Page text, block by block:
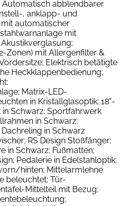
abblendbarer
, anklapp- und
automatischer
mit
Zonen) mit Allergenfilter &
Elektrisch betätigte
Heckklappenbedienung;
Matrix-LED-
in Kristallglasoptik; 18"-
Schwarz; Sportfahrwerk
in Schwarz;
in Schwarz
RS Design Stoßfänger;
in Schwarz; Fußmatten;
Pedalerie in Edelstahloptik;
hinten; Mittelarmlehne
beleuchtet; Tür-
Mittelteil mit Bezug;